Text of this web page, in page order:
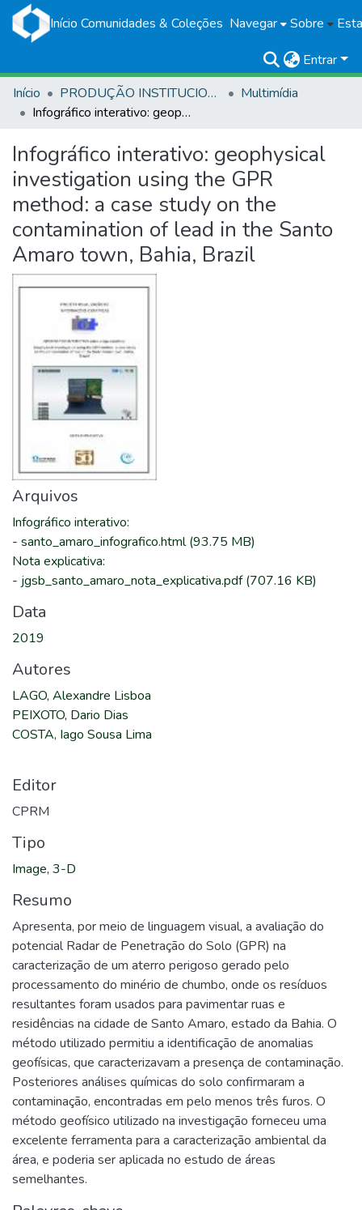
Início Comunidades & Coleções Navegar Sobre
Entrar
Início
PRODUÇÃO INSTITUCIONAL
Multimídia
Infográfico interativo: geophysical investigation using the GPR method: a case study on the contamination of lead in the Santo Amaro town, Bahia, Brazil
Infográfico interativo: geophysical
investigation using the GPR
method: a case study on the
contamination of lead in the Santo
Amaro town, Bahia, Brazil
Arquivos
Infográfico interativo:
- santo_amaro_infografico.html(93.75 MB)
Nota explicativa:
- jgsb_santo_amaro_nota_explicativa.pdf(707.16 KB)
Data
2019
Autores
LAGO, Alexandre Lisboa
PEIXOTO, Dario Dias
COSTA, Iago Sousa Lima
Editor
CPRM
Tipo
Image, 3-D
Resumo
Apresenta, por meio de linguagem visual, a avaliação do
potencial Radar de Penetração do Solo (GPR) na
caracterização de um aterro perigoso gerado pelo
processamento do minério de chumbo, onde os resíduos
resultantes foram usados para pavimentar ruas e
residências na cidade de Santo Amaro, estado da Bahia. O
método utilizado permitiu a identificação de anomalias
geofísicas, que caracterizavam a presença de contaminação.
Posteriores análises químicas do solo confirmaram a
contaminação, encontradas em pelo menos três furos. O
método geofísico utilizado na investigação forneceu uma
excelente ferramenta para a caracterização ambiental da
área, e poderia ser aplicada no estudo de áreas
semelhantes.